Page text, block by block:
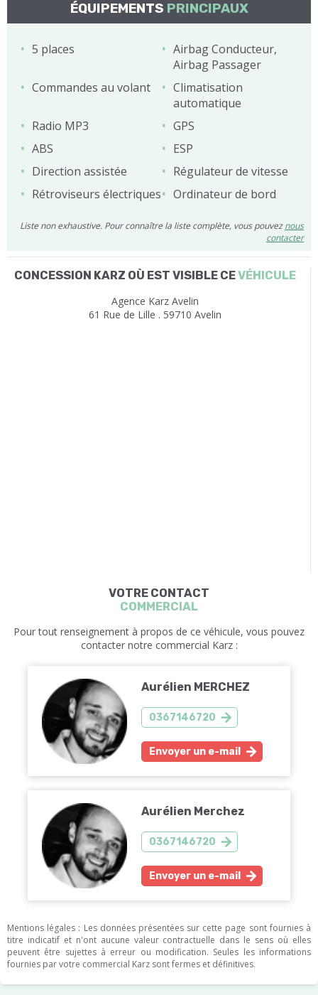
ÉQUIPEMENTS PRINCIPAUX
5 places
Airbag Conducteur,
Airbag Passager
Commandes au volant
Climatisation
automatique
Radio MP3
GPS
ABS
ESP
Direction assistée
Régulateur de vitesse
Rétroviseurs électriques
Ordinateur de bord
Liste non exhaustive. Pour connaître la liste complète, vous pouveznous
contacter
CONCESSION KARZ OÙ EST VISIBLE CEVÉHICULE
Agence Karz Avelin
61 Rue de Lille . 59710 Avelin
VOTRE CONTACT
COMMERCIAL
Pour tout renseignement à propos de ce véhicule, vous pouvez
contacter notre commercial Karz :
Aurélien MERCHEZ
0367146720
Envoyer un e-mail
Aurélien Merchez
0367146720
Envoyer un e-mail
Mentions légales : Les données présentées sur cette page sont fournies à
titre indicatif et n'ont aucune valeur contractuelle dans le sens où elles
peuvent être sujettes à erreur ou modification. Seules les informations
fournies par votre commercial Karz sont fermes et définitives.